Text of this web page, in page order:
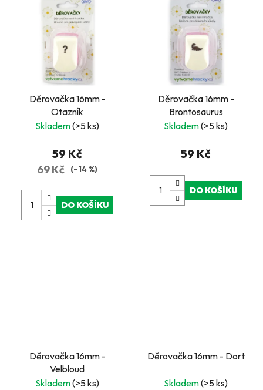
Děrovačka 16mm -
Otazník
Skladem(>5 ks)
59 Kč
69 Kč (–14 %)
DO KOŠÍKU
Děrovačka 16mm -
Brontosaurus
Skladem(>5 ks)
59 Kč
DO KOŠÍKU
Děrovačka 16mm -
Velbloud
Skladem(>5 ks)
Děrovačka 16mm - Dort
Skladem(>5 ks)